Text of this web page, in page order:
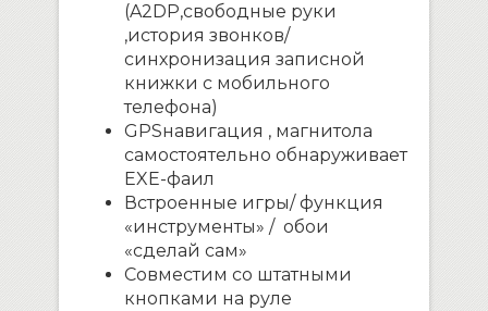
(A2 DP,свободные руки
,история звонков/
синхронизация записной
книжки с мобильного
телефона)
GPSнавигация , магнитола
самостоятельно обнаруживает
EXE-фаил
Встроенные игры/ функция
«инструменты» / обои
«сделай сам»
Совместим со штатными
кнопками на руле